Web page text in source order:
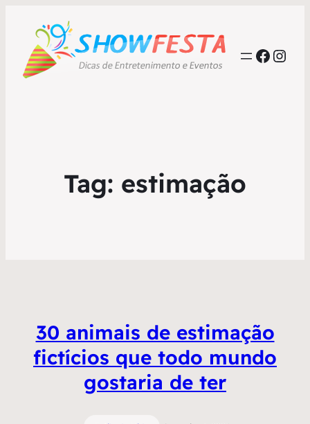
Tag: estimação
30 animais de estimação
fictícios que todo mundo
gostaria de ter